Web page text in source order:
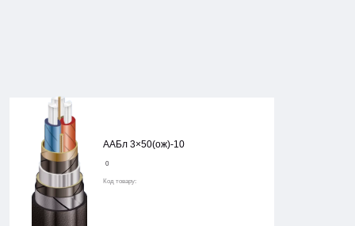
ААБл 3×50(ож)-10
0
Код товару: